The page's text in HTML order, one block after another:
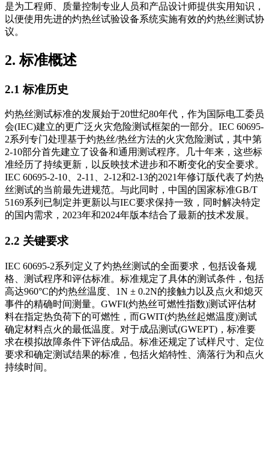
是为工程师、质量控制专业人员和产品设计师提供实用知识，
以便使用先进的灼热丝试验设备系统实施有效的灼热丝测试协
议。
2. 标准概述
2.1 标准历史
灼热丝测试标准的发展始于20世纪80年代，作为国际电工委员
会(IEC)建立的更广泛火灾危险测试框架的一部分。IEC 60695-
2系列专门处理基于灼热丝/热丝方法的火灾危险测试，其中第
2-10部分首先建立了设备和通用测试程序。几十年来，这些标
准经历了持续更新，以反映技术进步和不断变化的安全要求。
IEC 60695-2-10、2-11、2-12和2-13的2021年修订版代表了灼热
丝测试的当前最先进规范。与此同时，中国的国家标准GB/T
5169系列已制定并更新以与IEC要求保持一致，同时解决特定
的国内需求，2023年和2024年版本结合了最新的技术发展。
2.2 关键要求
IEC 60695-2系列定义了灼热丝测试的全面要求，包括设备规
格、测试程序和评估标准。标准规定了具体的测试条件，包括
高达960°C的灼热丝温度、1N ± 0.2N的接触力以及点火和熄灭
事件的精确时间测量。GWFI(灼热丝可燃性指数)测试评估材
料在指定热负荷下的可燃性，而GWIT(灼热丝起燃温度)测试
确定材料点火的最低温度。对于成品测试(GWEPT)，标准要
求在模拟故障条件下评估成品。标准还规定了试样尺寸、定位
要求和确定测试结果的标准，包括火焰特性、滴落行为和点火
持续时间。